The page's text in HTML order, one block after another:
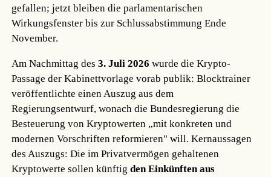
gefallen; jetzt bleiben die parlamentarischen
Wirkungsfenster bis zur Schlussabstimmung Ende
November.
Am Nachmittag des3. Juli 2026 wurde die Krypto-
Passage der Kabinettvorlage vorab publik: Blocktrainer
veröffentlichte einen Auszug aus dem
Regierungsentwurf, wonach die Bundesregierung die
Besteuerung von Kryptowerten „mit konkreten und
modernen Vorschriften reformieren" will. Kernaussagen
des Auszugs: Die im Privatvermögen gehaltenen
Kryptowerte sollen künftigden Einkünften aus